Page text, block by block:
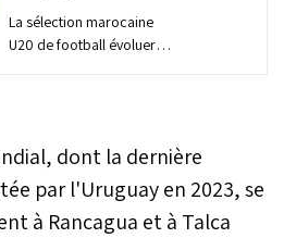
La sélection marocaine
U20 de football évoluera
jeudi soir à Santiago, au
Chili, pays hôte.
dont la dernière
par l'Uruguay en 2023, se
à Rancagua et à Talca